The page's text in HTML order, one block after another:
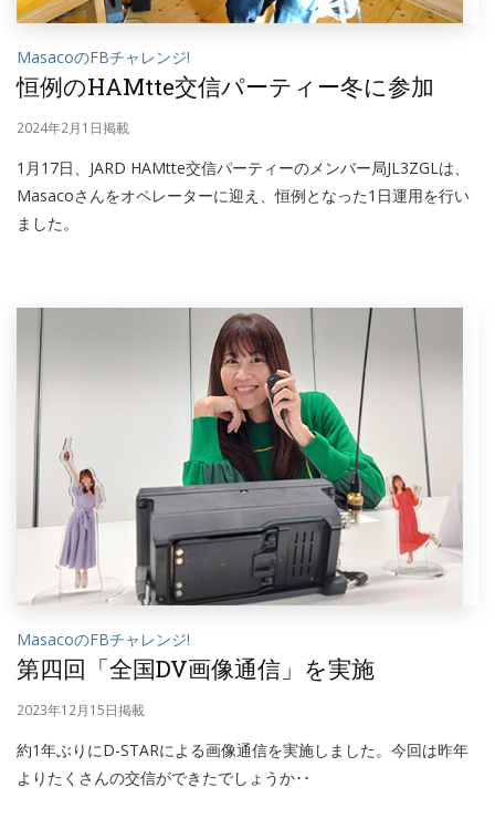
MasacoのFBチャレンジ!
恒例のHAMtte交信パーティー冬に参加
2024年2月1日掲載
1月17日、JARD HAMtte交信パーティーのメンバー局JL3ZGLは、
Masacoさんをオペレーターに迎え、恒例となった1日運用を行い
ました。
MasacoのFBチャレンジ!
第四回「全国DV画像通信」を実施
2023年12月15日掲載
約1年ぶりにD-STARによる画像通信を実施しました。今回は昨年
よりたくさんの交信ができたでしょうか･･